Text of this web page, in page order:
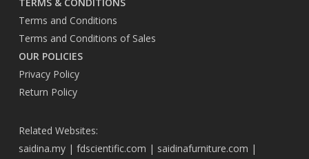
TERMS & CONDITIONS
Terms and Conditions
Terms and Conditions of Sales
OUR POLICIES
Privacy Policy
Return Policy
Related Websites:
saidina.my| fdscientific.com | saidinafurniture.com |